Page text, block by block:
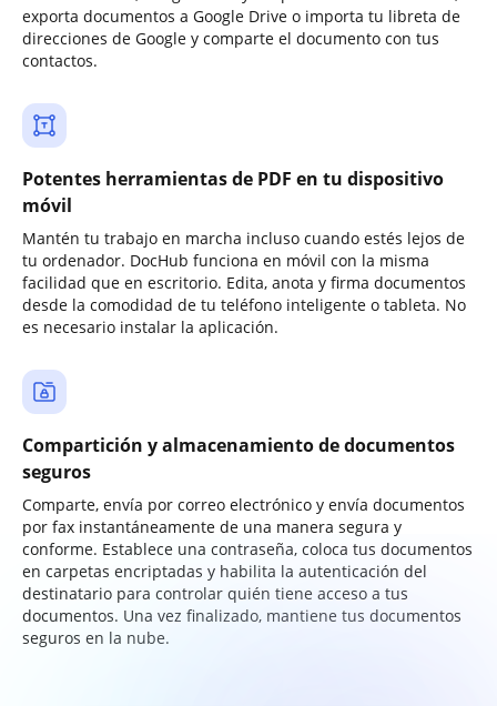
exporta documentos a Google Drive o importa tu libreta de
direcciones de Google y comparte el documento con tus
contactos.
Potentes herramientas de PDF en tu dispositivo
móvil
Mantén tu trabajo en marcha incluso cuando estés lejos de
tu ordenador. DocHub funciona en móvil con la misma
facilidad que en escritorio. Edita, anota y firma documentos
desde la comodidad de tu teléfono inteligente o tableta. No
es necesario instalar la aplicación.
Compartición y almacenamiento de documentos
seguros
Comparte, envía por correo electrónico y envía documentos
por fax instantáneamente de una manera segura y
conforme. Establece una contraseña, coloca tus documentos
en carpetas encriptadas y habilita la autenticación del
destinatario para controlar quién tiene acceso a tus
documentos. Una vez finalizado, mantiene tus documentos
seguros en la nube.